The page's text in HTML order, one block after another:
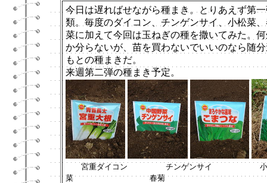
今日は遅ればせながら種まき。とりあえず第
類。毎度のダイコン、チンゲンサイ、小松菜
菜に加えて今回は玉ねぎの種を撒いてみた。
か分らないが、苗を買わないでいいのなら随
もとの種まきだ。
来週第二弾の種まき予定。
宮重ダイコン チンゲンサイ
菜
春菊